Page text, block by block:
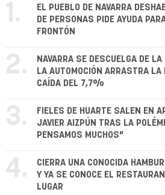
1.
EL PUEBLO DE NAVARRA
DE PERSONAS PIDE AYUDA
FRONTÓN
2.
NAVARRA SE DESCUELGA DE
LA AUTOMOCIÓN ARRASTRA LA
CAÍDA DEL 7,7%
3.
FIELES DE HUARTE SALEN EN
JAVIER AIZPÚN TRAS LA
PENSAMOS MUCHOS"
4.
CIERRA UNA CONOCIDA
Y YA SE CONOCE EL
LUGAR